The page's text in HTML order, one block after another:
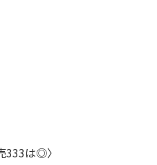
333は◎〉